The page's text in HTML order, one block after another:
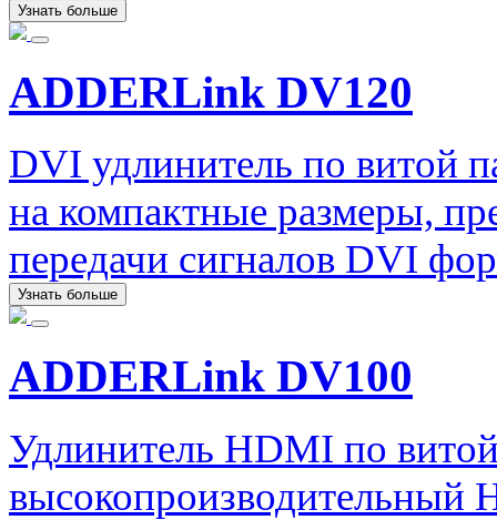
Узнать больше
ADDERLink DV120
DVI удлинитель по витой
на компактные размеры,
передачи сигналов DVI
Узнать больше
ADDERLink DV100
Удлинитель HDMI по
высокопроизводительный